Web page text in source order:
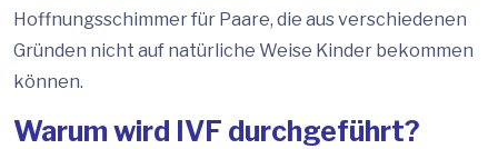
Hoffnungsschimmer für Paare, die aus verschiedenen
Gründen nicht auf natürliche Weise Kinder bekommen
können.
Warum wird IVF durchgeführt?